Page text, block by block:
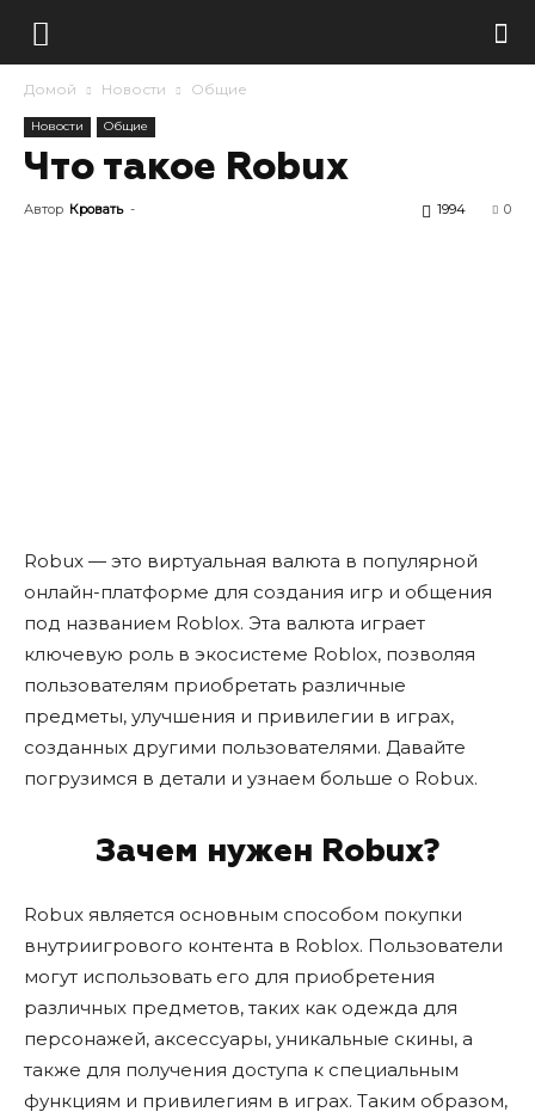
Домой Новости Общие
Новости Общие
Что такое Robux
Автор Кровать - 0
1994
Robux — это виртуальная валюта в популярной
онлайн-платформе для создания игр и общения
под названием Roblox. Эта валюта играет
ключевую роль в экосистеме Roblox, позволяя
пользователям приобретать различные
предметы, улучшения и привилегии в играх,
созданных другими пользователями. Давайте
погрузимся в детали и узнаем больше о Robux.
Зачем нужен Robux?
Robux является основным способом покупки
внутриигрового контента в Roblox. Пользователи
могут использовать его для приобретения
различных предметов, таких как одежда для
персонажей, аксессуары, уникальные скины, а
также для получения доступа к специальным
функциям и привилегиям в играх. Таким образом,